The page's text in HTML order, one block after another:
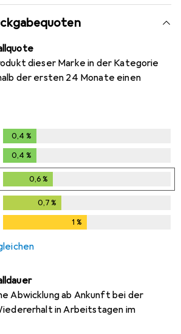
dieser Marke in der Kategorie
der ersten 24 Monate einen
0,4 %
0,4 %
0,6 %
0,7 %
1 %
Abwicklung ab Ankunft bei der
in Arbeitstagen im